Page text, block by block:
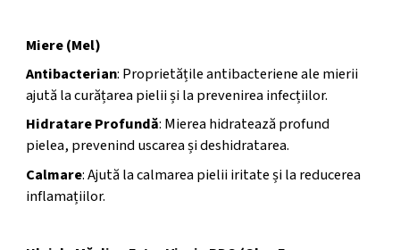
Miere (Mel)
Antibacterian: Proprietățile antibacteriene ale mierii
ajută la curățarea pielii și la prevenirea infecțiilor.
Hidratare Profundă: Mierea hidratează profund
pielea, prevenind uscarea și deshidratarea.
Calmare: Ajută la calmarea pielii iritate și la reducerea
inflamațiilor.